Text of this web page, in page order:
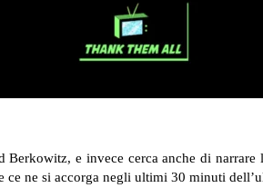
e invece cerca anche di narrare
ne si accorga negli ultimi 30 minuti